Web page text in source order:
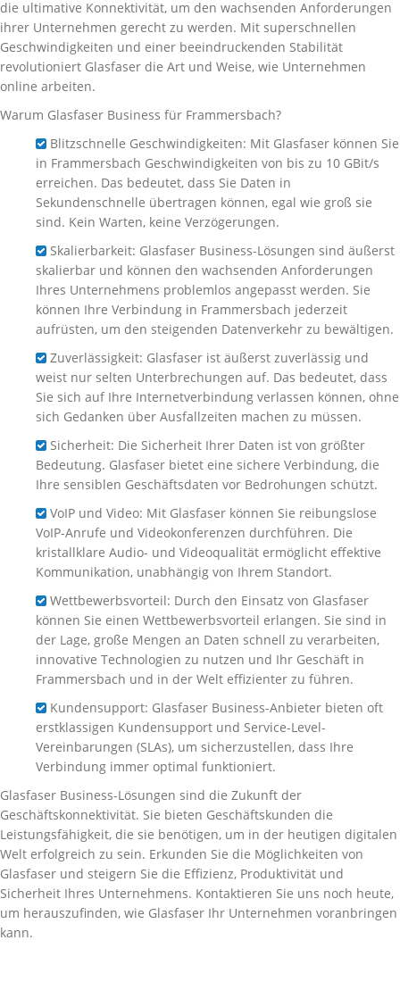
die ultimative Konnektivität, um den wachsenden Anforderungen
ihrer Unternehmen gerecht zu werden. Mit superschnellen
Geschwindigkeiten und einer beeindruckenden Stabilität
revolutioniert Glasfaser die Art und Weise, wie Unternehmen
online arbeiten.
Warum Glasfaser Business für Frammersbach?
Blitzschnelle Geschwindigkeiten: Mit Glasfaser können Sie
in Frammersbach Geschwindigkeiten von bis zu 10 GBit/s
erreichen. Das bedeutet, dass Sie Daten in
Sekundenschnelle übertragen können, egal wie groß sie
sind. Kein Warten, keine Verzögerungen.
Skalierbarkeit: Glasfaser Business-Lösungen sind äußerst
skalierbar und können den wachsenden Anforderungen
Ihres Unternehmens problemlos angepasst werden. Sie
können Ihre Verbindung in Frammersbach jederzeit
aufrüsten, um den steigenden Datenverkehr zu bewältigen.
Zuverlässigkeit: Glasfaser ist äußerst zuverlässig und
weist nur selten Unterbrechungen auf. Das bedeutet, dass
Sie sich auf Ihre Internetverbindung verlassen können, ohne
sich Gedanken über Ausfallzeiten machen zu müssen.
Sicherheit: Die Sicherheit Ihrer Daten ist von größter
Bedeutung. Glasfaser bietet eine sichere Verbindung, die
Ihre sensiblen Geschäftsdaten vor Bedrohungen schützt.
VoIP und Video: Mit Glasfaser können Sie reibungslose
VoIP-Anrufe und Videokonferenzen durchführen. Die
kristallklare Audio- und Videoqualität ermöglicht effektive
Kommunikation, unabhängig von Ihrem Standort.
Wettbewerbsvorteil: Durch den Einsatz von Glasfaser
können Sie einen Wettbewerbsvorteil erlangen. Sie sind in
der Lage, große Mengen an Daten schnell zu verarbeiten,
innovative Technologien zu nutzen und Ihr Geschäft in
Frammersbach und in der Welt effizienter zu führen.
Kundensupport: Glasfaser Business-Anbieter bieten oft
erstklassigen Kundensupport und Service-Level-
Vereinbarungen (SLAs), um sicherzustellen, dass Ihre
Verbindung immer optimal funktioniert.
Glasfaser Business-Lösungen sind die Zukunft der
Geschäftskonnektivität. Sie bieten Geschäftskunden die
Leistungsfähigkeit, die sie benötigen, um in der heutigen digitalen
Welt erfolgreich zu sein. Erkunden Sie die Möglichkeiten von
Glasfaser und steigern Sie die Effizienz, Produktivität und
Sicherheit Ihres Unternehmens. Kontaktieren Sie uns noch heute,
um herauszufinden, wie Glasfaser Ihr Unternehmen voranbringen
kann.